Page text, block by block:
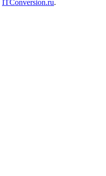
ITConversion.ru.